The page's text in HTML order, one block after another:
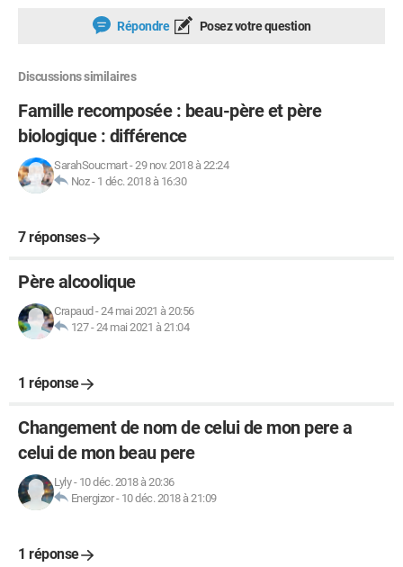
Répondre Posez votre question
Discussions similaires
Famille recomposée : beau-père et père
biologique : différence
SarahSoucmart-29 nov. 2018 à 22:24
Noz- 1 déc. 2018 à 16:30
7 réponses
Père alcoolique
Crapaud -24 mai 2021 à 20:56
127-24 mai 2021 à 21:04
1 réponse
Changement de nom de celui de mon pere a
celui de mon beau pere
Lyly- 10 déc. 2018 à 20:36
Energizor- 10 déc. 2018 à 21:09
1 réponse